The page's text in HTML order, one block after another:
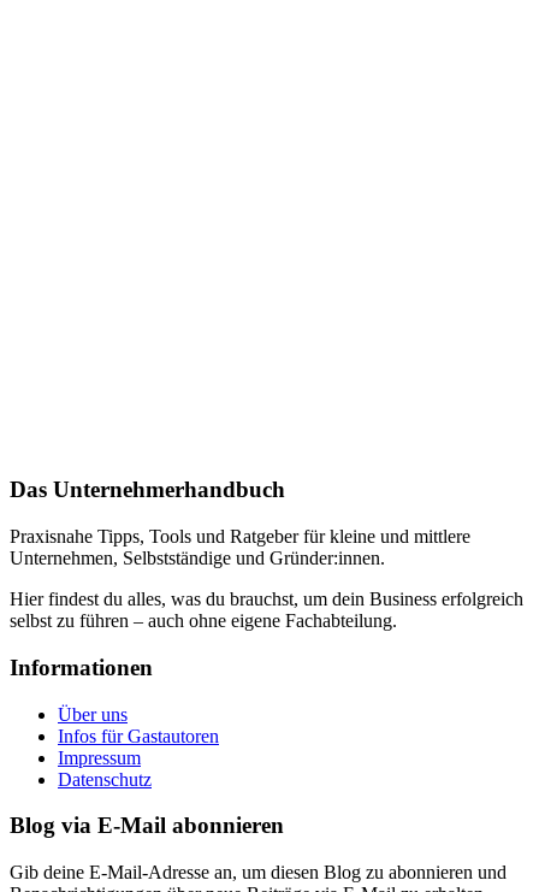
Das Unternehmerhandbuch
Praxisnahe Tipps, Tools und Ratgeber für kleine und mittlere
Unternehmen, Selbstständige und Gründer:innen.
Hier findest du alles, was du brauchst, um dein Business erfolgreich
selbst zu führen – auch ohne eigene Fachabteilung.
Informationen
Über uns
Infos für Gastautoren
Impressum
Datenschutz
Blog via E-Mail abonnieren
Gib deine E-Mail-Adresse an, um diesen Blog zu abonnieren und